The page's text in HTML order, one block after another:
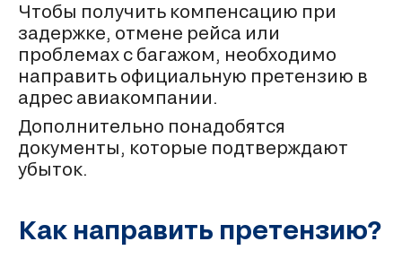
Чтобы получить компенсацию при
задержке, отмене рейса или
проблемах с багажом, необходимо
направить официальную претензию в
адрес авиакомпании.
Дополнительно понадобятся
документы, которые подтверждают
убыток.
Как направить претензию?